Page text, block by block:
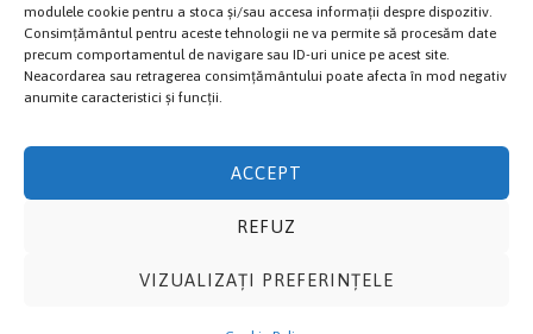
modulele cookie pentru a stoca și/sau accesa informații despre dispozitiv.
Consimțământul pentru aceste tehnologii ne va permite să procesăm date
precum comportamentul de navigare sau ID-uri unice pe acest site.
Neacordarea sau retragerea consimțământului poate afecta în mod negativ
anumite caracteristici și funcții.
ACCEPT
REFUZ
VIZUALIZAȚI PREFERINȚELE
Livestream
Cookies Policy
Accommodations